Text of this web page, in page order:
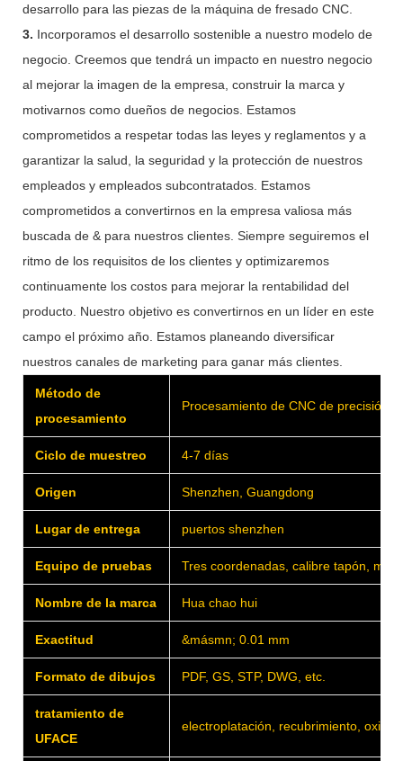
desarrollo para las piezas de la máquina de fresado CNC.
3. Incorporamos el desarrollo sostenible a nuestro modelo de
negocio. Creemos que tendrá un impacto en nuestro negocio
al mejorar la imagen de la empresa, construir la marca y
motivarnos como dueños de negocios. Estamos
comprometidos a respetar todas las leyes y reglamentos y a
garantizar la salud, la seguridad y la protección de nuestros
empleados y empleados subcontratados. Estamos
comprometidos a convertirnos en la empresa valiosa más
buscada de & para nuestros clientes. Siempre seguiremos el
ritmo de los requisitos de los clientes y optimizaremos
continuamente los costos para mejorar la rentabilidad del
producto. Nuestro objetivo es convertirnos en un líder en este
campo el próximo año. Estamos planeando diversificar
nuestros canales de marketing para ganar más clientes.
Método de
procesamiento
Procesamiento de CNC de precisión
Ciclo de muestreo 4-7 días
Origen Shenzhen, Guangdong
Lugar de entrega puertos shenzhen
Equipo de pruebas Tres coordenadas, calibre tapón,
Nombre de la marca Hua chao hui
Exactitud &másmn; 0.01 mm
Formato de dibujos PDF, GS, STP, DWG, etc.
tratamiento de
UFACE
electroplatación, recubrimiento,